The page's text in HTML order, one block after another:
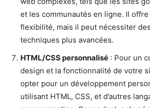
et les communautés en ligne. Il
flexibilité, mais il peut nécessiter
techniques plus avancées.
HTML/CSS personnalisé : Pour un
design et la fonctionnalité de votre
opter pour un développement
utilisant HTML, CSS, et d’autres